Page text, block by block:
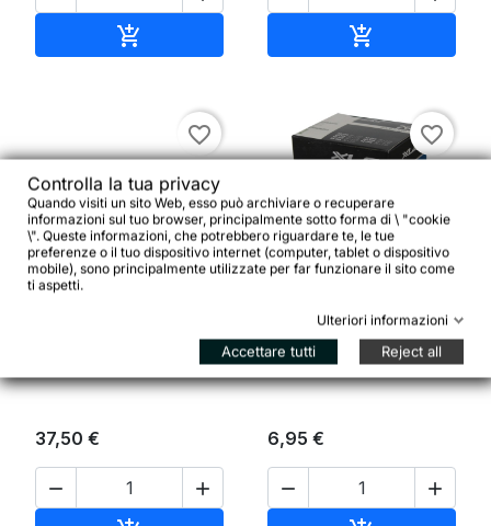
 

favorite_border
37,50 €
 

favorite_border
Camera d'aria XLC 27.5
x 2.10/2.35 52/58-584
AV 35 mm
6,95 €
 
Controlla la tua privacy
Quando visiti un sito Web, esso può archiviare o recuperare
informazioni sul tuo browser, principalmente sotto forma di \ "cookie
\". Queste informazioni, che potrebbero riguardare te, le tue
preferenze o il tuo dispositivo internet (computer, tablet o dispositivo
mobile), sono principalmente utilizzate per far funzionare il sito come
ti aspetti.
Ulteriori informazioni
Accettare tutti Reject all